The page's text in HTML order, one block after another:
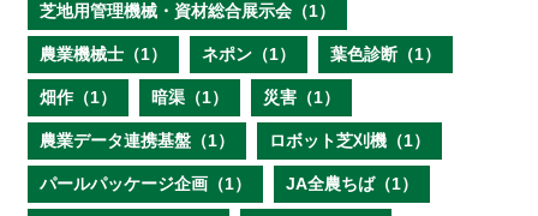
芝地用管理機械・資材総合展示会（1）
農業機械士（1） ネポン（1） 葉色診断（1）
畑作（1） 暗渠（1） 災害（1）
農業データ連携基盤（1） ロボット芝刈機（1）
パールパッケージ企画（1） JA全農ちば（1）